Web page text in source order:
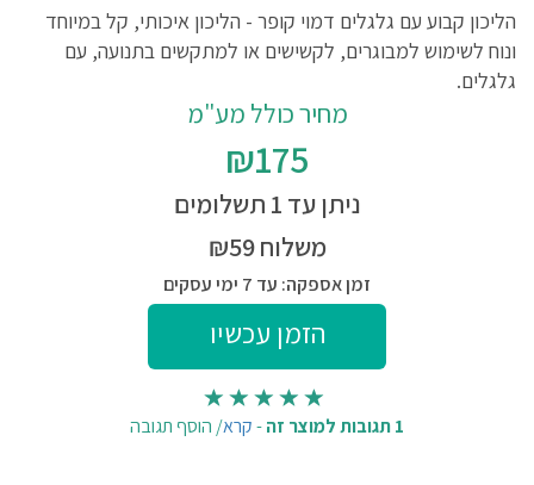
הליכון קבוע עם גלגלים דמוי קופר - הליכון איכותי, קל במיוחד
ונוח לשימוש למבוגרים, לקשישים או למתקשים בתנועה, עם
גלגלים.
מחיר כולל מע"מ
₪175
ניתן עד 1 תשלומים
משלוח ₪59
זמן אספקה: עד 7 ימי עסקים
1 תגובות למוצר זה -קרא/ הוסף תגובה